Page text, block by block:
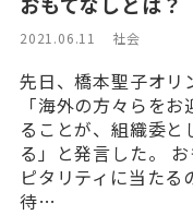
2021.06.11 社会
先日、橋本聖子オリ
「海外の方々らを
ることが、組織委と
る」と発言した。
ピタリティに当たる
待…